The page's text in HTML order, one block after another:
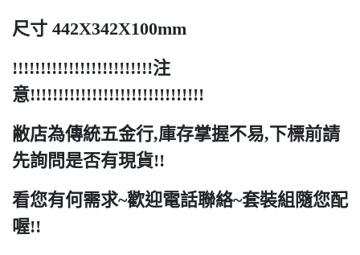
尺寸 442X342X100mm
!!!!!!!!!!!!!!!!!!!!!!!!!注
意!!!!!!!!!!!!!!!!!!!!!!!!!!!!!!!
敝店為傳統五金行,庫存掌握不易,下標前請
先詢問是否有現貨!!
看您有何需求~歡迎電話聯絡~套裝組隨您配
喔!!